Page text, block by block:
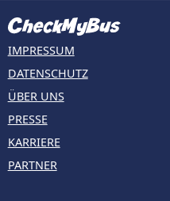
IMPRESSUM
DATENSCHUTZ
ÜBER UNS
PRESSE
KARRIERE
PARTNER